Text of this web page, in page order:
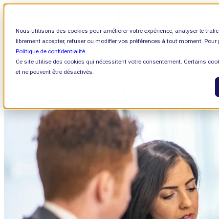
Nous utilisons des cookies pour améliorer votre expérience, analyser le
librement accepter, refuser ou modifier vos préférences à tout moment.
Politique de confidentialité.
Ce site utilise des cookies qui nécessitent votre consentement. Certains
et ne peuvent être désactivés.
SHOW SUBMENU FOR VALIANTYS
SHOW SUBMENU FOR APPRENDRE
À propos de nous
Leadership